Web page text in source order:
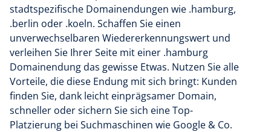
stadtspezifische Domainendungen wie .hamburg,
.berlin oder .koeln. Schaffen Sie einen
unverwechselbaren Wiedererkennungswert und
verleihen Sie Ihrer Seite mit einer .hamburg
Domainendung das gewisse Etwas. Nutzen Sie alle
Vorteile, die diese Endung mit sich bringt: Kunden
finden Sie, dank leicht einprägsamer Domain,
schneller oder sichern Sie sich eine Top-
Platzierung bei Suchmaschinen wie Google & Co.